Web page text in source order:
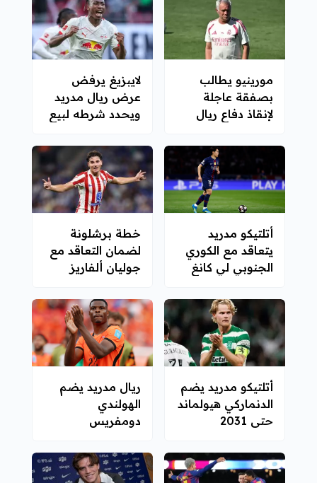
مورينيو يطالب
بصفقة عاجلة
لإنقاذ دفاع ريال
لايبزيغ يرفض
عرض ريال مدريد
ويحدد شرطه لبيع
أتلتيكو مدريد
يتعاقد مع الكوري
الجنوبي لي كانغ
خطة برشلونة
لضمان التعاقد مع
جوليان ألفاريز
أتلتيكو مدريد يضم
الدنماركي هيولماند
حتى 2031
ريال مدريد يضم
الهولندي
دومفريس